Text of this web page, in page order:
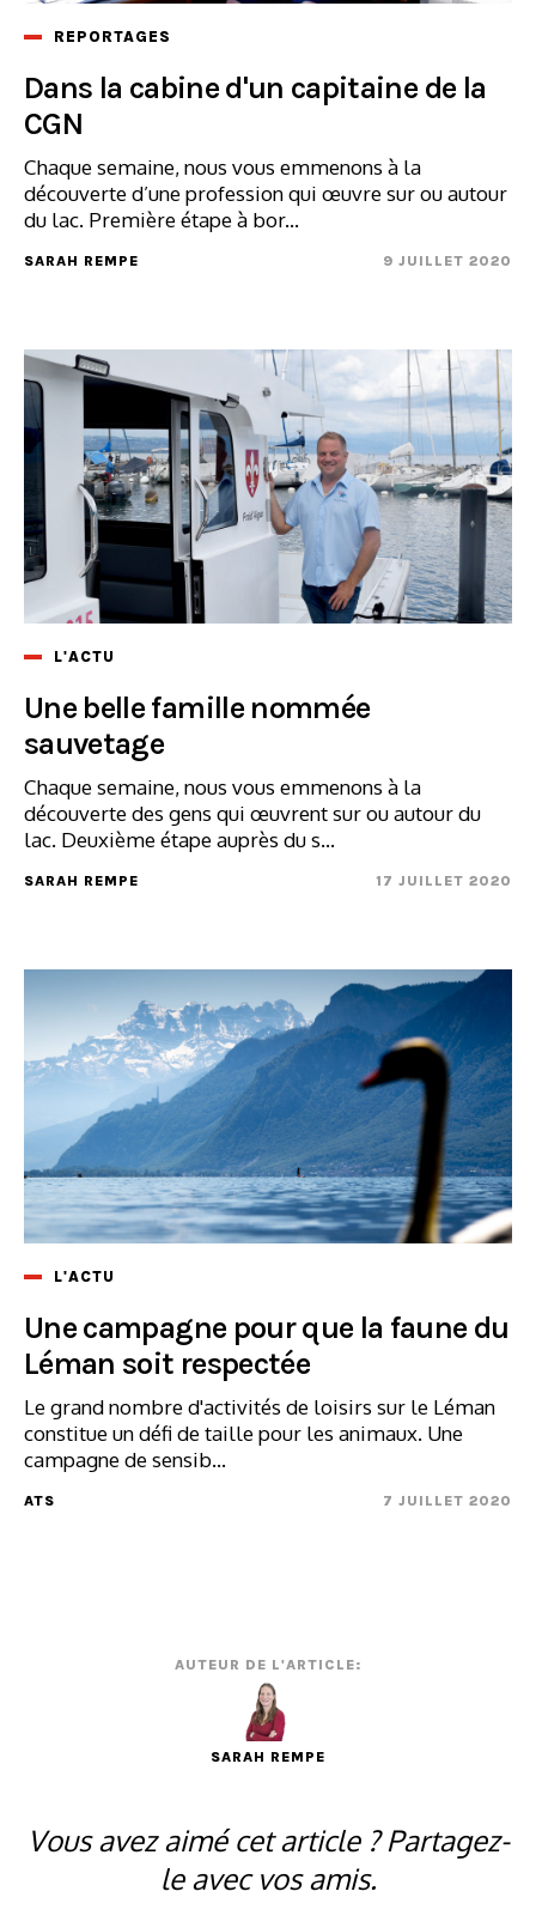
REPORTAGES
Dans la cabine d'un capitaine de la
CGN
Chaque semaine, nous vous emmenons à la
découverte d’une profession qui œuvre sur ou autour
du lac. Première étape à bor...
SARAH REMPE 9 JUILLET 2020
L'ACTU
Une belle famille nommée
sauvetage
Chaque semaine, nous vous emmenons à la
découverte des gens qui œuvrent sur ou autour du
lac. Deuxième étape auprès du s...
SARAH REMPE 17 JUILLET 2020
L'ACTU
Une campagne pour que la faune du
Léman soit respectée
Le grand nombre d'activités de loisirs sur le Léman
constitue un défi de taille pour les animaux. Une
campagne de sensib...
ATS 7 JUILLET 2020
AUTEUR DE L'ARTICLE:
SARAH REMPE
Vous avez aimé cet article ? Partagez-
le avec vos amis.